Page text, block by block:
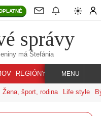
správy
má Štefánia
REGIÓNY INDEX SVET
MENU
Žena, šport, rodina Life style